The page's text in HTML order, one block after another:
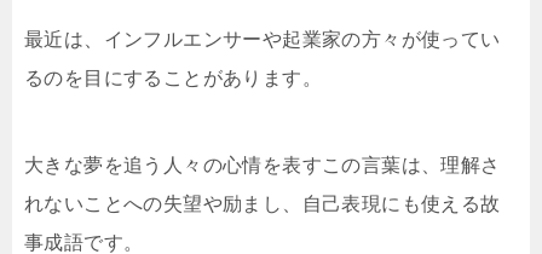
最近は、インフルエンサーや起業家の方々が使ってい
るのを目にすることがあります。
大きな夢を追う人々の心情を表すこの言葉は、理解さ
れないことへの失望や励まし、自己表現にも使える故
事成語です。